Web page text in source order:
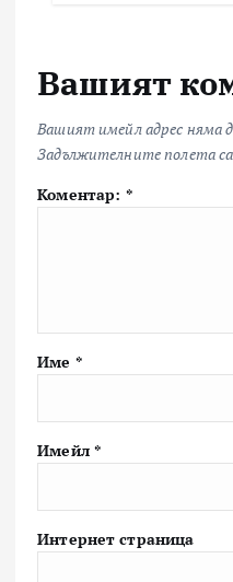
Вашият
Вашият имейл адрес няма
Задължителните полета
Коментар: *
Име *
Имейл *
Интернет страница